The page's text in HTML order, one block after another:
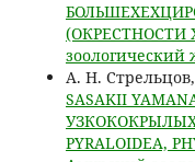
(ОКРЕСТНОСТИ
А. Н.
SASAKII
УЗКОКОКРЫЛЫХ
PYRALOIDEA,